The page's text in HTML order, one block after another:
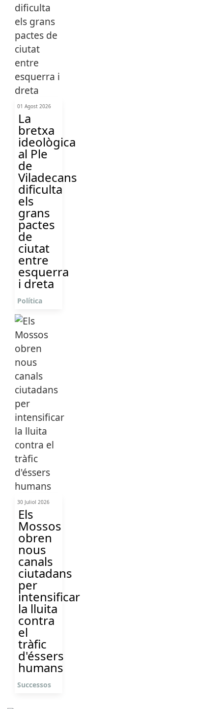
01 Agost 2026
La
bretxa
ideològica
al Ple
de
Viladecans
dificulta
els
grans
pactes
de
ciutat
entre
esquerra
i dreta
Política
30 Juliol 2026
Els
Mossos
obren
nous
canals
ciutadans
per
intensificar
la lluita
contra
el
tràfic
d'éssers
humans
Successos